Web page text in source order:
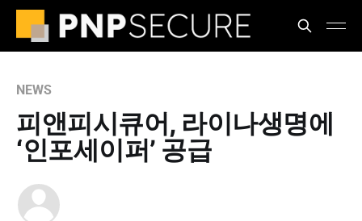
NEWS
피앤피시큐어, 라이나생명에
‘인포세이퍼’ 공급